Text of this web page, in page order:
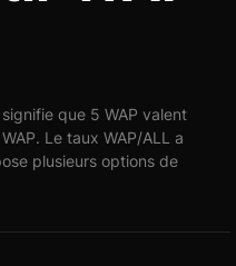
que 5 WAP valent
Le taux WAP/ALL a
plusieurs options de